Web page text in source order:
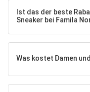
Ist das der beste
Sneaker bei Famila
Was kostet Damen